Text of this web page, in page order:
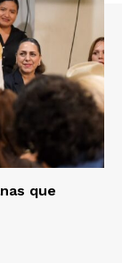
que